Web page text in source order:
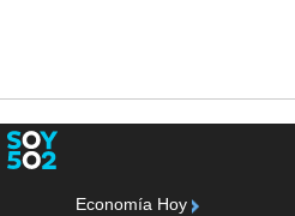
Economía Hoy